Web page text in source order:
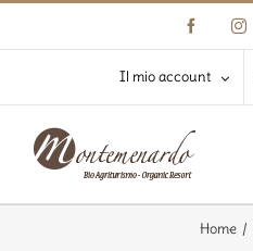
al
Facebook
Il mio account
Home